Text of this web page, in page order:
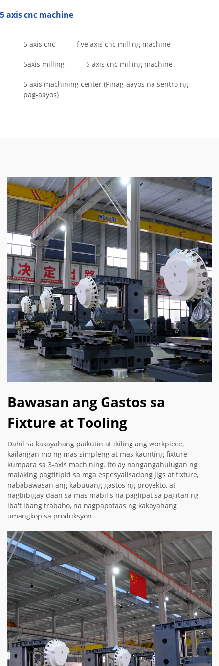
5 axis cnc machine
5 axis cnc five axis cnc milling machine
5axis milling 5 axis cnc milling machine
5 axis machining center (Pinag-aayos na sentro ng
pag-aayos)
Bawasan ang Gastos sa
Fixture at Tooling
Dahil sa kakayahang paikutin at ikiling ang workpiece,
kailangan mo ng mas simpleng at mas kaunting fixture
kumpara sa 3-axis machining. Ito ay nangangahulugan ng
malaking pagtitipid sa mga espesyalisadong jigs at fixture,
nababawasan ang kabuuang gastos ng proyekto, at
nagbibigay-daan sa mas mabilis na paglipat sa pagitan ng
iba't ibang trabaho, na nagpapataas ng kakayahang
umangkop sa produksyon.